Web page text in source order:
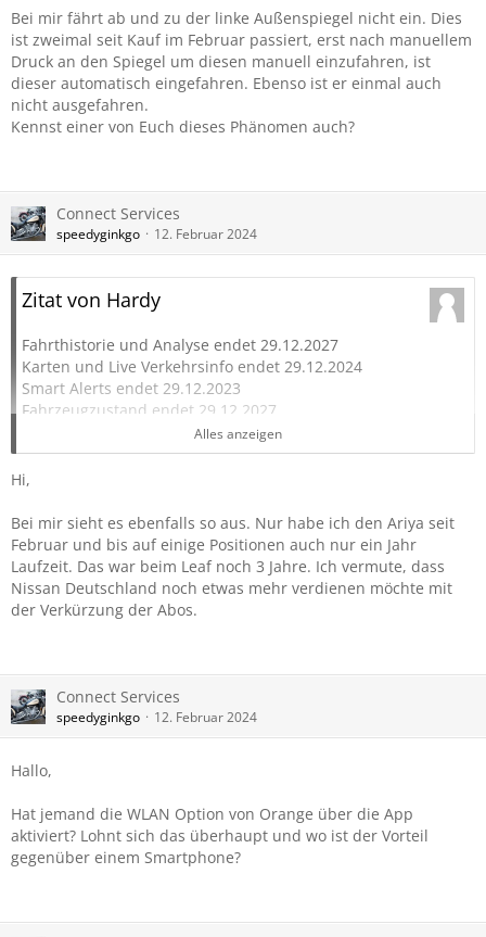
Bei mir fährt ab und zu der linke Außenspiegel nicht ein. Dies
ist zweimal seit Kauf im Februar passiert, erst nach manuellem
Druck an den Spiegel um diesen manuell einzufahren, ist
dieser automatisch eingefahren. Ebenso ist er einmal auch
nicht ausgefahren.
Kennst einer von Euch dieses Phänomen auch?
Connect Services
speedyginkgo 12. Februar 2024
Zitat von Hardy
Fahrthistorie und Analyse endet 29.12.2027
Karten und Live Verkehrsinfo endet 29.12.2024
Smart Alerts endet 29.12.2023
Fahrzeugzustand endet 29.12.2027
Intelligenter Routenplaner endet 29.12.2024
Batteriemanager endet 29.12.2023
Remote Control Services endet 29.12.2023
was für ein durcheinander.
Was für Einträge habt ihr, die ihren Ariya in 2022
bekommen haben?
Alles anzeigen
Hi,
Bei mir sieht es ebenfalls so aus. Nur habe ich den Ariya seit
Februar und bis auf einige Positionen auch nur ein Jahr
Laufzeit. Das war beim Leaf noch 3 Jahre. Ich vermute, dass
Nissan Deutschland noch etwas mehr verdienen möchte mit
der Verkürzung der Abos.
Connect Services
speedyginkgo 12. Februar 2024
Hallo,
Hat jemand die WLAN Option von Orange über die App
aktiviert? Lohnt sich das überhaupt und wo ist der Vorteil
gegenüber einem Smartphone?